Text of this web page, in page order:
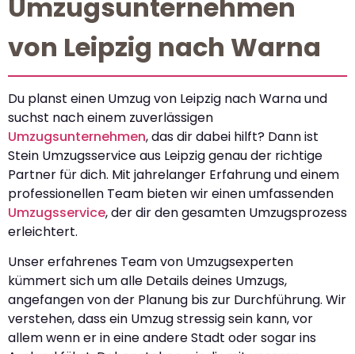
Umzugsunternehmen
von Leipzig nach Warna
Du planst einen Umzug von Leipzig nach Warna und
suchst nach einem zuverlässigen
Umzugsunternehmen, das dir dabei hilft? Dann ist
Stein Umzugsservice aus Leipzig genau der richtige
Partner für dich. Mit jahrelanger Erfahrung und einem
professionellen Team bieten wir einen umfassenden
Umzugsservice, der dir den gesamten Umzugsprozess
erleichtert.
Unser erfahrenes Team von Umzugsexperten
kümmert sich um alle Details deines Umzugs,
angefangen von der Planung bis zur Durchführung. Wir
verstehen, dass ein Umzug stressig sein kann, vor
allem wenn er in eine andere Stadt oder sogar ins